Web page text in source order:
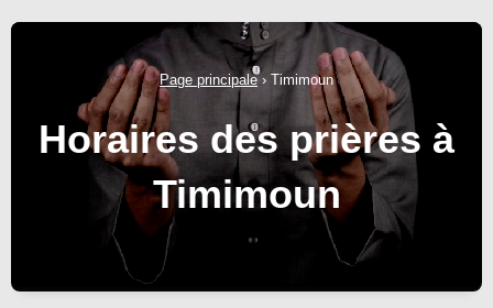
Page principale› Timimoun
Horaires des prières à
Timimoun